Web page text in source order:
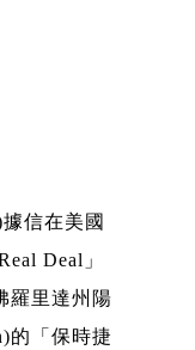
信在美國
Deal」
羅里達州陽
的「保時捷